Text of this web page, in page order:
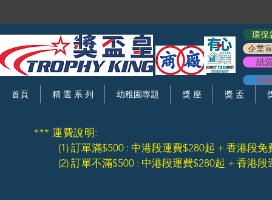
首頁 精 選 系 列 幼稚園專題 獎 座 獎 盃
環保
企業
紙
制
*** 運費說明:
(1) 訂單滿$500 : 中港段運費$280起 + 香港段免
(2) 訂單不滿$500 : 中港段運費$280起 + 香港段